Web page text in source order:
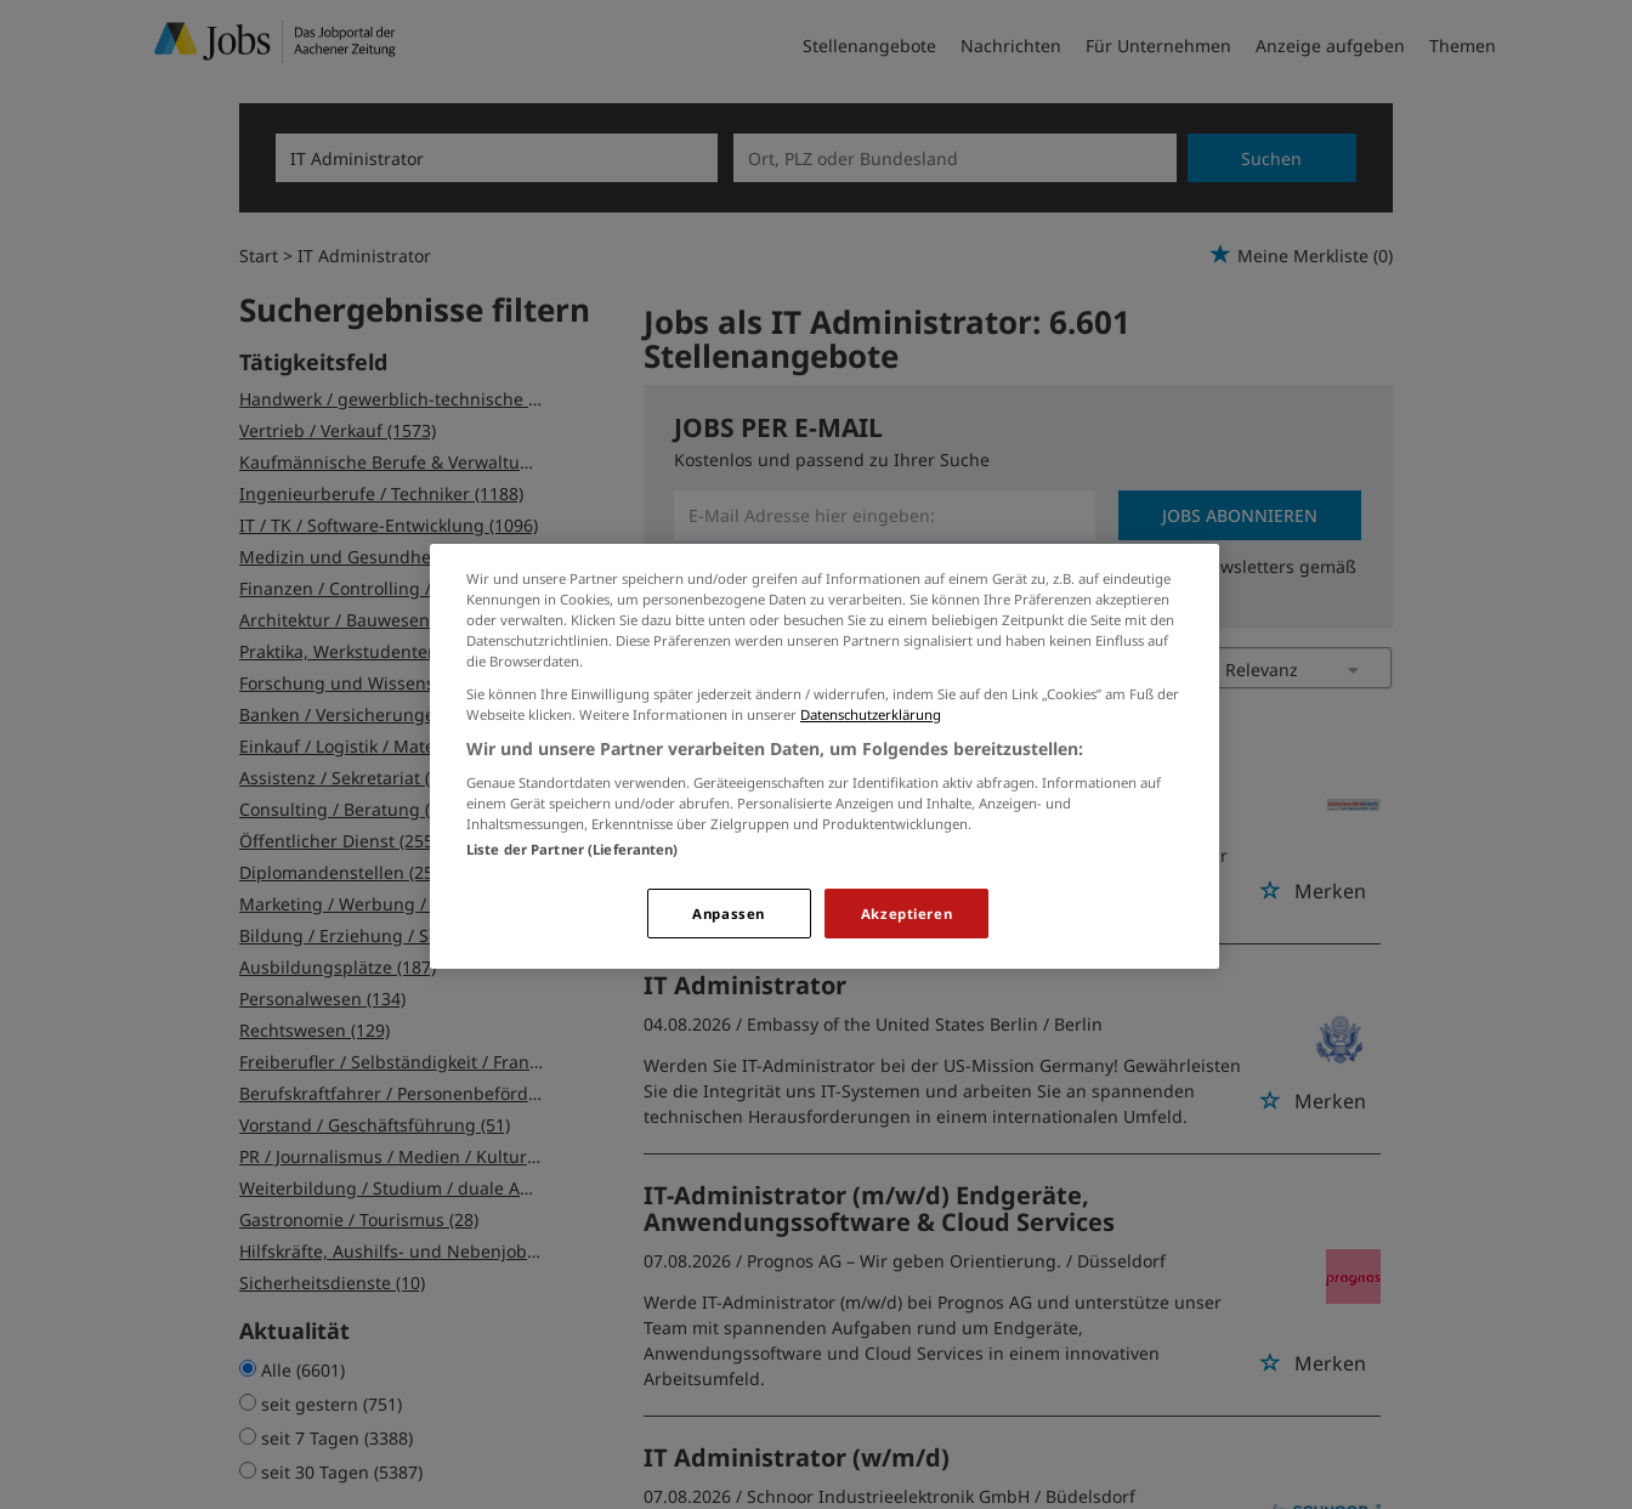
Stellenangebote Nachrichten Für Unternehmen Anzeige aufgeben Themen
Suchen
Start IT Administrator Meine Merkliste (0)
Suchergebnisse filtern
Tätigkeitsfeld
Handwerk / gewerblich-technische Berufe (1645)
Vertrieb / Verkauf (1573)
Kaufmännische Berufe & Verwaltung (1428)
Ingenieurberufe / Techniker (1188)
IT / TK / Software-Entwicklung (1096)
Medizin und Gesundheit (779)
Finanzen / Controlling / Steuern (705)
Architektur / Bauwesen (478)
Praktika, Werkstudentenplätze (417)
Forschung und Wissenschaft (408)
Banken / Versicherungen / Finanzdienstleister (379)
Einkauf / Logistik / Materialwirtschaft (378)
Assistenz / Sekretariat (349)
Consulting / Beratung (263)
Öffentlicher Dienst (255)
Diplomandenstellen (251)
Marketing / Werbung / Design (218)
Ausbildungsplätze (187)
Personalwesen (134)
Rechtswesen (129)
Freiberufler / Selbständigkeit / Franchise (109)
Berufskraftfahrer / Personenbeförderung (Land, Wasser, Luft) (74)
Vorstand / Geschäftsführung (51)
PR / Journalismus / Medien / Kultur (43)
Weiterbildung / Studium / duale Ausbildung (39)
Gastronomie / Tourismus (28)
Hilfskräfte, Aushilfs- und Nebenjobs (11)
Sicherheitsdienste (10)
Aktualität
Alle (6601)
seit gestern (751)
seit 7 Tagen (3388)
seit 30 Tagen (5387)
Jobs als IT Administrator: 6.601
Stellenangebote
JOBS PER E-MAIL
Kostenlos und passend zu Ihrer Suche
JOBS ABONNIEREN
Ich willige in die Verarbeitung meiner Daten zum Erhalt des Newsletters gemäß
derDatenschutzinformationenein.
IT-Administrator (m/w/d)
Merken
05.08.2026 /Community Bank operated by Navy Federal Credit Union
Wiesbaden
Join our team as an IT System Administrator (m/f/d), leading technical
projects and supporting users in an engaging work environment at our
banking experience for military personnel.
IT Administrator
Merken
04.08.2026 / Embassy of the United States Berlin / Berlin
Werden Sie IT-Administrator bei der US-Mission Germany! Gewährleisten
Sie die Integrität uns IT-Systemen und arbeiten Sie an spannenden
technischen Herausforderungen in einem internationalen Umfeld.
IT-Administrator (m/w/d) Endgeräte,
Anwendungssoftware & Cloud Services
Merken
07.08.2026 / Prognos AG – Wir geben Orientierung. / Düsseldorf
Werde IT-Administrator (m/w/d) bei Prognos AG und unterstütze unser
Team mit spannenden Aufgaben rund um Endgeräte,
Anwendungssoftware und Cloud Services in einem innovativen
Arbeitsumfeld.
IT Administrator (w/m/d)
07.08.2026 / Schnoor Industrieelektronik GmbH / Büdelsdorf
Wir und unsere Partner speichern und/oder greifen auf Informationen auf einem Gerät zu, z.B. auf eindeutige
Kennungen in Cookies, um personenbezogene Daten zu verarbeiten. Sie können Ihre Präferenzen akzeptieren
oder verwalten. Klicken Sie dazu bitte unten oder besuchen Sie zu einem beliebigen Zeitpunkt die Seite mit den
Datenschutzrichtlinien. Diese Präferenzen werden unseren Partnern signalisiert und haben keinen Einfluss auf
die Browserdaten.
Sie können Ihre Einwilligung später jederzeit ändern / widerrufen, indem Sie auf den Link „Cookies” am Fuß der
Webseite klicken. Weitere Informationen in unserer Datenschutzerklärung
Wir und unsere Partner verarbeiten Daten, um Folgendes bereitzustellen:
Genaue Standortdaten verwenden. Geräteeigenschaften zur Identifikation aktiv abfragen. Informationen auf
einem Gerät speichern und/oder abrufen. Personalisierte Anzeigen und Inhalte, Anzeigen- und
Inhaltsmessungen, Erkenntnisse über Zielgruppen und Produktentwicklungen.
Liste der Partner (Lieferanten)
Akzeptieren
Anpassen